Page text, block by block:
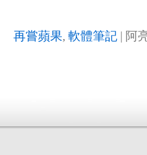
再嘗蘋果, 軟體筆記| 阿